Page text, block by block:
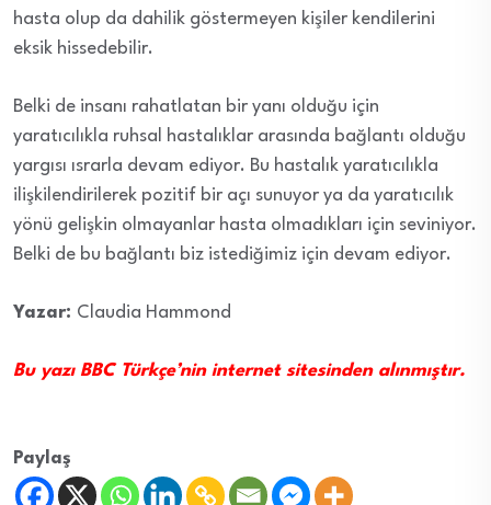
hasta olup da dahilik göstermeyen kişiler kendilerini
eksik hissedebilir.
Belki de insanı rahatlatan bir yanı olduğu için
yaratıcılıkla ruhsal hastalıklar arasında bağlantı olduğu
yargısı ısrarla devam ediyor. Bu hastalık yaratıcılıkla
ilişkilendirilerek pozitif bir açı sunuyor ya da yaratıcılık
yönü gelişkin olmayanlar hasta olmadıkları için seviniyor.
Belki de bu bağlantı biz istediğimiz için devam ediyor.
Yazar: Claudia Hammond
Bu yazı BBC Türkçe’nin internet sitesinden alınmıştır.
Paylaş